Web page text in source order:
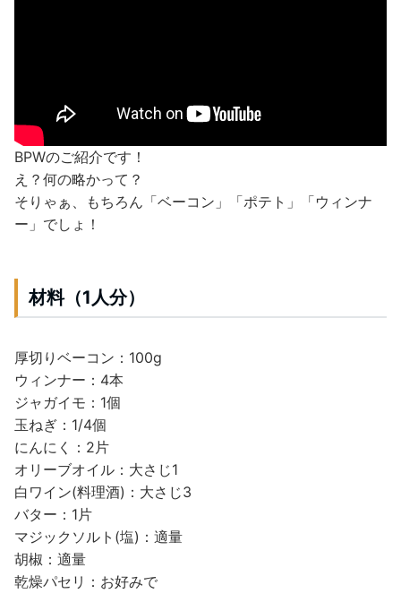
BPWのご紹介です！
え？何の略かって？
そりゃぁ、もちろん「ベーコン」「ポテト」「ウィンナ
ー」でしょ！
材料（1人分）
厚切りベーコン：100g
ウィンナー：4本
ジャガイモ：1個
玉ねぎ：1/4個
にんにく：2片
オリーブオイル：大さじ1
白ワイン(料理酒)：大さじ3
バター：1片
マジックソルト(塩)：適量
胡椒：適量
乾燥パセリ：お好みで